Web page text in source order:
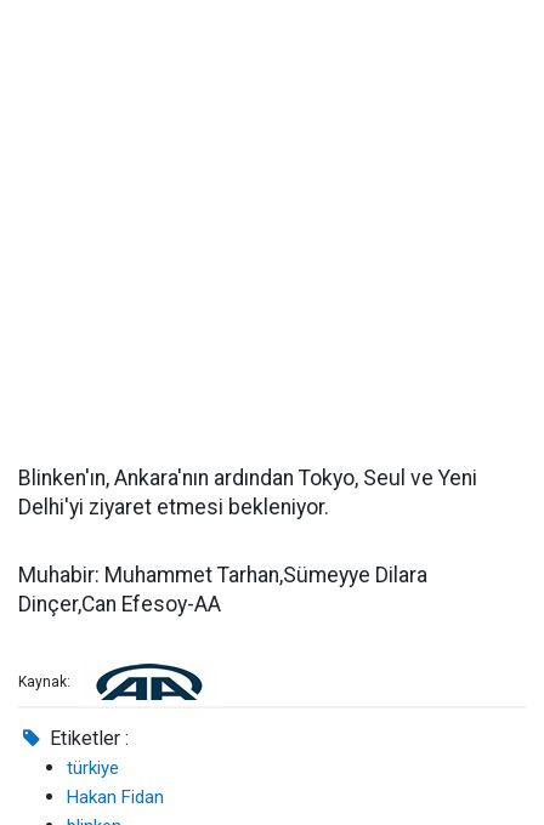
Blinken'ın, Ankara'nın ardından Tokyo, Seul ve Yeni
Delhi'yi ziyaret etmesi bekleniyor.
Muhabir: Muhammet Tarhan,Sümeyye Dilara
Dinçer,Can Efesoy-AA
Kaynak:
Etiketler :
türkiye
Hakan Fidan